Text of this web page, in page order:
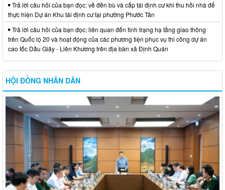
Trả lời câu hỏi của bạn đọc: về đền bù và cấp tái định cư khi thu hồi nhà để
thực hiện Dự án Khu tái định cư tại phường Phước Tân
Trả lời câu hỏi của bạn đọc: liên quan đến tình trạng hạ tầng giao thông
trên Quốc lộ 20 và hoạt động của các phương tiện phục vụ thi công dự án
cao tốc Dầu Giây - Liên Khương trên địa bàn xã Định Quán
HỘI ĐỒNG NHÂN DÂN